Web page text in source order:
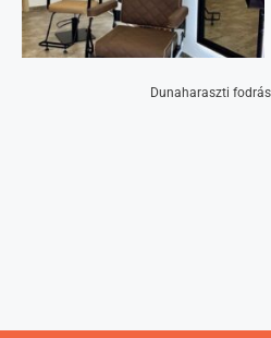
Dunaharaszti